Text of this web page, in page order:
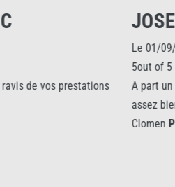
A part un carreau de carrelage